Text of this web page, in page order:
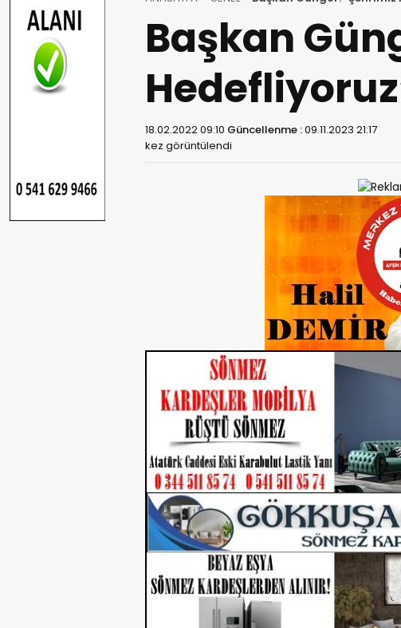
Başkan
18.02.2022 09:10 Güncellenme :09.11.2023 21:17
kez görüntülendi